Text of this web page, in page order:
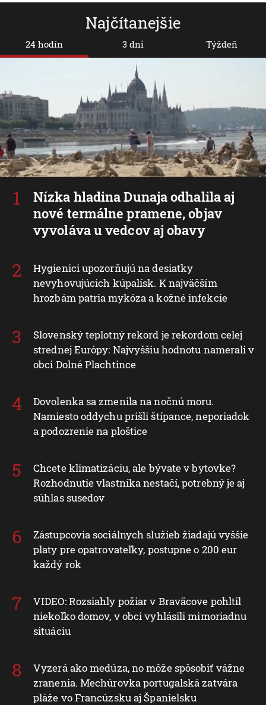
Najčítanejšie
24 hodín
Nízka hladina Dunaja odhalila aj
nové termálne pramene, objav
vyvoláva u vedcov aj obavy
Hygienici upozorňujú na desiatky
nevyhovujúcich kúpalísk. K najväčším
hrozbám patria mykóza a kožné infekcie
Slovenský teplotný rekord je rekordom celej
strednej Európy: Najvyššiu hodnotu namerali v
obci Dolné Plachtince
Dovolenka sa zmenila na nočnú moru.
Namiesto oddychu prišli štípance, neporiadok
a podozrenie na ploštice
Chcete klimatizáciu, ale bývate v bytovke?
Rozhodnutie vlastníka nestačí, potrebný je aj
súhlas susedov
Zástupcovia sociálnych služieb žiadajú vyššie
platy pre opatrovateľky, postupne o 200 eur
každý rok
VIDEO: Rozsiahly požiar v Braväcove pohltil
niekoľko domov, v obci vyhlásili mimoriadnu
situáciu
Vyzerá ako medúza, no môže spôsobiť vážne
zranenia. Mechúrovka portugalská zatvára
pláže vo Francúzsku aj Španielsku
3 dni Týždeň